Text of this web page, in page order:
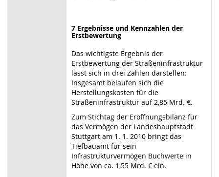
7 Ergebnisse und Kennzahlen der
Erstbewertung
Das wichtigste Ergebnis der
Erstbewertung der Straßeninfrastruktur
lässt sich in drei Zahlen darstellen:
Insgesamt belaufen sich die
Herstellungskosten für die
Straßeninfrastruktur auf 2,85 Mrd. €.
Zum Stichtag der Eröffnungsbilanz für
das Vermögen der Landeshauptstadt
Stuttgart am 1. 1. 2010 bringt das
Tiefbauamt für sein
Infrastrukturvermögen Buchwerte in
Höhe von ca. 1,55 Mrd. € ein.